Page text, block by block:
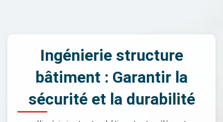
Ingénierie structure
bâtiment : Garantir la
sécurité et la durabilité